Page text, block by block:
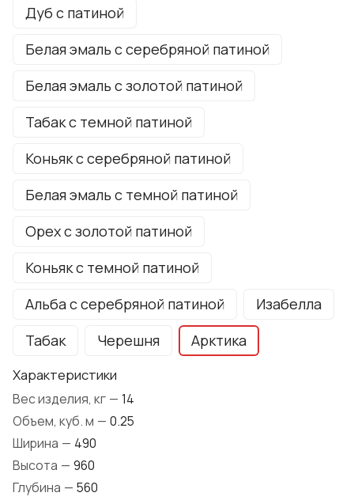
Дуб с патиной
Белая эмаль с серебряной патиной
Белая эмаль с золотой патиной
Табак с темной патиной
Коньяк с серебряной патиной
Белая эмаль с темной патиной
Орех с золотой патиной
Коньяк с темной патиной
Альба с серебряной патиной
Изабелла
Табак
Черешня Арктика
Характеристики
Вес изделия, кг — 14
Объем, куб. м — 0.25
Ширина — 490
Высота — 960
Глубина — 560